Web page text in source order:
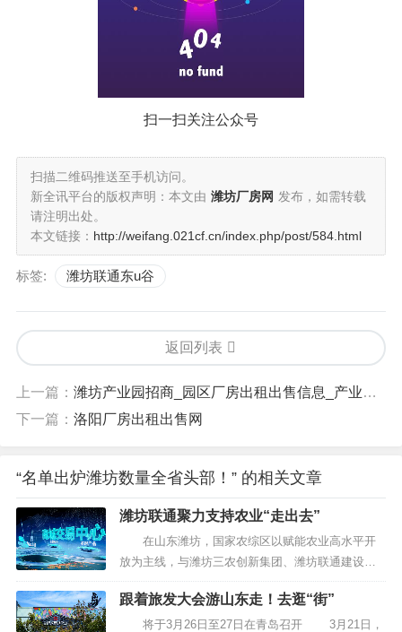
扫一扫关注公众号
扫描二维码推送至手机访问。
新全讯平台的版权声明：本文由 潍坊厂房网 发布，如需转载
请注明出处。
本文链接： http://weifang.021cf.cn/index.php/post/584.html
标签: 潍坊联通东u谷
返回列表
上一篇： 潍坊产业园招商_园区厂房出租出售信息_产业链招商网
下一篇： 洛阳厂房出租出售网
“名单出炉潍坊数量全省头部！” 的相关文章
潍坊联通聚力支持农业“走出去”
在山东潍坊，国家农综区以赋能农业高水平开
放为主线，与潍坊三农创新集团、潍坊联通建设了
由政府主导、企业牵头运营的国家级对外开放综合
服务农业贸易中心。该中心以国际农业服务贸易为
核心要素，全链条创新搭建服务于农产品贸易、农
跟着旅发大会游山东走！去逛“街”
将于3月26日至27日在青岛召开 3月21日，